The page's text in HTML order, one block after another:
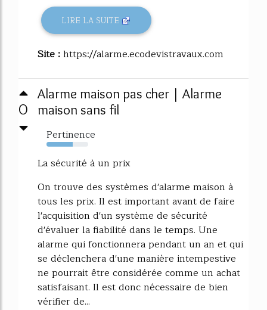
LIRE LA SUITE
Site :https://alarme.ecodevistravaux.com
0
Alarme maison pas cher | Alarme
maison sans fil
Pertinence
63%
La sécurité à un prix
On trouve des systèmes d'alarme maison à
tous les prix. Il est important avant de faire
l'acquisition d'un système de sécurité
d'évaluer la fiabilité dans le temps. Une
alarme qui fonctionnera pendant un an et qui
se déclenchera d'une manière intempestive
ne pourrait être considérée comme un achat
satisfaisant. Il est donc nécessaire de bien
vérifier de...